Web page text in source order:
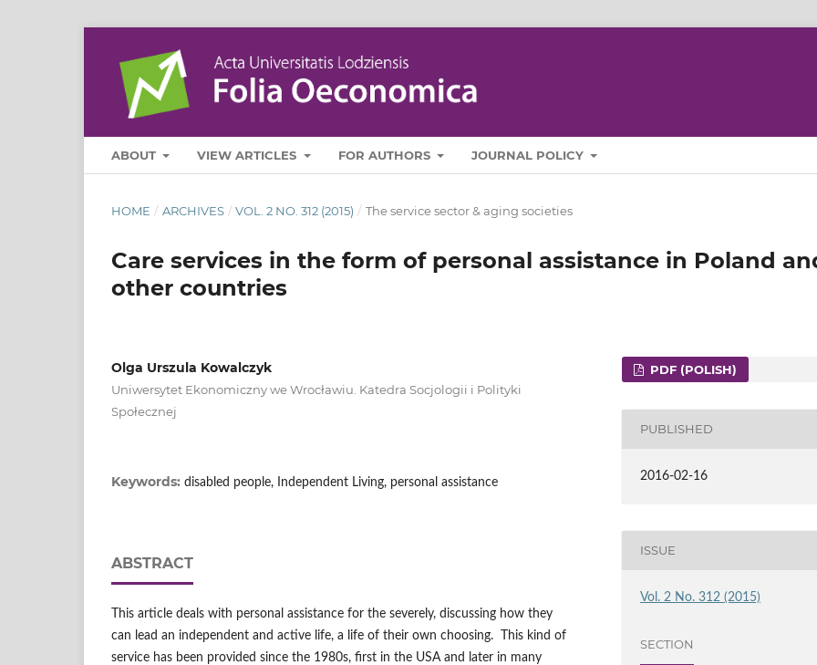
ABOUT VIEW ARTICLES FOR AUTHORS JOURNAL POLICY
HOME / ARCHIVES / VOL. 2 NO. 312 (2015) / The service sector & aging societies
Care services in the form of personal assistance in Poland
other countries
Olga Urszula Kowalczyk
Uniwersytet Ekonomiczny we Wrocławiu. Katedra Socjologii i Polityki
Społecznej
Keywords: disabled people, Independent Living, personal assistance
ABSTRACT
This article deals with personal assistance for the severely, discussing how they
can lead an independent and active life, a life of their own choosing. This kind of
service has been provided since the 1980s, first in the USA and later in many
PDF (POLISH)
PUBLISHED
2016-02-16
ISSUE
Vol. 2 No. 312 (2015)
SECTION